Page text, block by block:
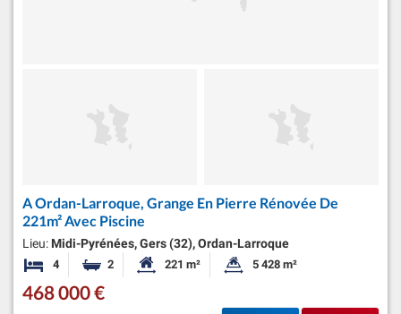
A Ordan-Larroque, Grange En Pierre Rénovée De
221m² Avec Piscine
Lieu: Midi-Pyrénées, Gers (32), Ordan-Larroque
4 Chambres
2 Salles de bainsSurface habitable:
221 m² Superficie du terrain:
5 428 m²
468 000 €